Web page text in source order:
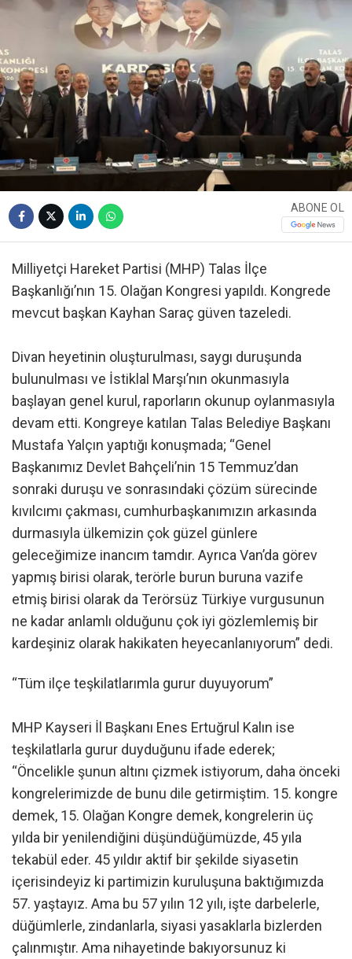
ABONE OL
Milliyetçi Hareket Partisi (MHP) Talas İlçe
Başkanlığı’nın 15. Olağan Kongresi yapıldı. Kongrede
mevcut başkan Kayhan Saraç güven tazeledi.
Divan heyetinin oluşturulması, saygı duruşunda
bulunulması ve İstiklal Marşı’nın okunmasıyla
başlayan genel kurul, raporların okunup oylanmasıyla
devam etti. Kongreye katılan Talas Belediye Başkanı
Mustafa Yalçın yaptığı konuşmada; “Genel
Başkanımız Devlet Bahçeli’nin 15 Temmuz’dan
sonraki duruşu ve sonrasındaki çözüm sürecinde
kıvılcımı çakması, cumhurbaşkanımızın arkasında
durmasıyla ülkemizin çok güzel günlere
geleceğimize inancım tamdır. Ayrıca Van’da görev
yapmış birisi olarak, terörle burun buruna vazife
etmiş birisi olarak da Terörsüz Türkiye vurgusunun
ne kadar anlamlı olduğunu çok iyi gözlemlemiş bir
kardeşiniz olarak hakikaten heyecanlanıyorum” dedi.
“Tüm ilçe teşkilatlarımla gurur duyuyorum”
MHP Kayseri İl Başkanı Enes Ertuğrul Kalın ise
teşkilatlarla gurur duyduğunu ifade ederek;
“Öncelikle şunun altını çizmek istiyorum, daha önceki
kongrelerimizde de bunu dile getirmiştim. 15. kongre
demek, 15. Olağan Kongre demek, kongrelerin üç
yılda bir yenilendiğini düşündüğümüzde, 45 yıla
tekabül eder. 45 yıldır aktif bir şekilde siyasetin
içerisindeyiz ki partimizin kuruluşuna baktığımızda
57. yaştayız. Ama bu 57 yılın 12 yılı, işte darbelerle,
düğümlerle, zindanlarla, siyasi yasaklarla bizlerden
çalınmıştır. Ama nihayetinde bakıyorsunuz ki